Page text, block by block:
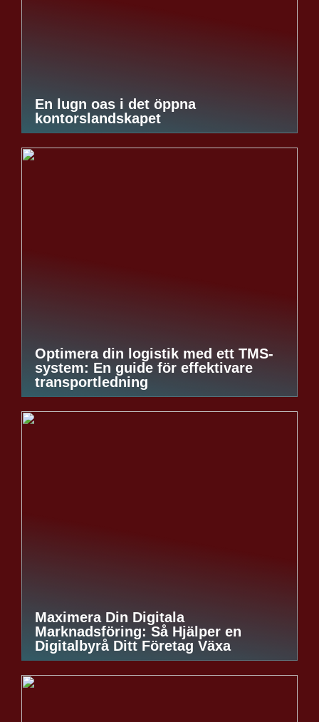
En lugn oas i det öppna
kontorslandskapet
Optimera din logistik med ett TMS-
system: En guide för effektivare
transportledning
Maximera Din Digitala
Marknadsföring: Så Hjälper en
Digitalbyrå Ditt Företag Växa